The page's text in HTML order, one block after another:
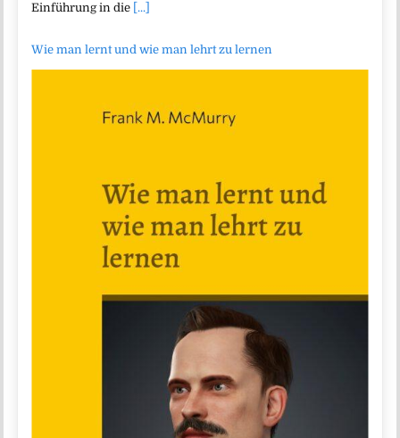
Einführung in die [...]
Wie man lernt und wie man lehrt zu lernen